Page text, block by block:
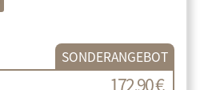
SONDERANGEBOT